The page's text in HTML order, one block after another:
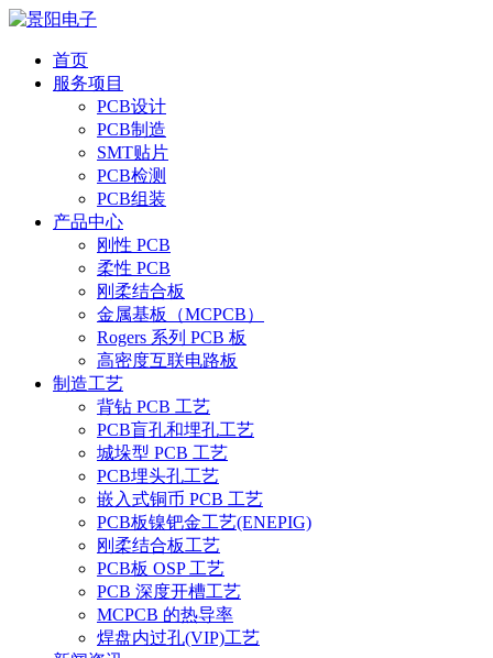
首页
服务项目
PCB设计
PCB制造
SMT贴片
PCB检测
PCB组装
产品中心
刚性 PCB
柔性 PCB
刚柔结合板
金属基板（MCPCB）
Rogers 系列 PCB 板
高密度互联电路板
制造工艺
背钻 PCB 工艺
PCB盲孔和埋孔工艺
城垛型 PCB 工艺
PCB埋头孔工艺
嵌入式铜币 PCB 工艺
PCB板镍钯金工艺(ENEPIG)
刚柔结合板工艺
PCB板 OSP 工艺
PCB 深度开槽工艺
MCPCB 的热导率
焊盘内过孔(VIP)工艺